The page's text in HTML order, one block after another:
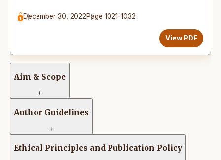
December 30, 2022Page 1021-1032
View PDF
Aim & Scope
+
Author Guidelines
+
Ethical Principles and Publication Policy